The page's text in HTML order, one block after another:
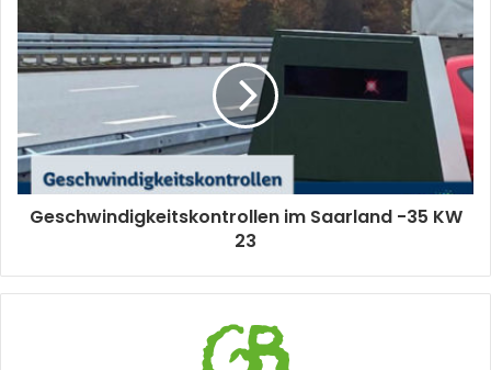
Geschwindigkeitskontrollen im Saarland -35 KW
23